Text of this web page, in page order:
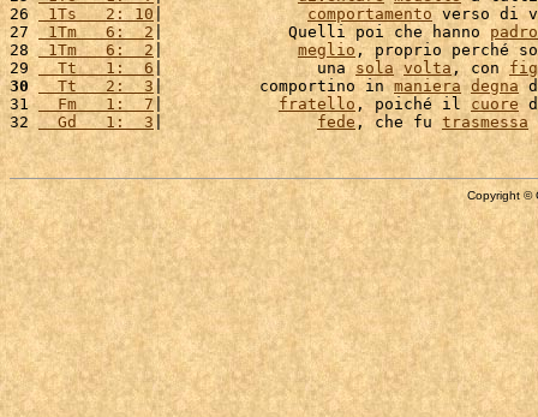
26 1Ts   2: 10 | comportamento verso di
27 1Tm   6:  2 |             Quelli poi che hanno
28 1Tm   6:  2 | meglio , proprio perché
29
  Tt   1:  6
|                una sola volta, con
30
  Tt   2:  3
|          comportino in maniera degna
31
  Fm   1:  7
| fratello , poiché il cuore
32
  Gd   1:  3
| fede, che fu trasmessa
Copyright ©